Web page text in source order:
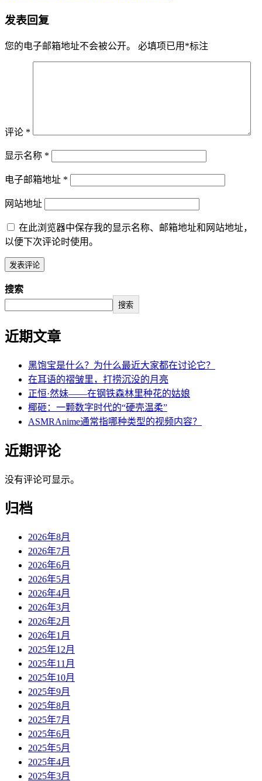
发表回复
您的电子邮箱地址不会被公开。 必填项已用 *标注
评论 *
显示名称 *
电子邮箱地址 *
网站地址
在此浏览器中保存我的显示名称、邮箱地址和网站地址，
以便下次评论时使用。
搜索
搜索
近期文章
黑饱宝是什么？为什么最近大家都在讨论它？
在耳语的褶皱里，打捞沉没的月亮
正恒·然妹——在钢铁森林里种花的姑娘
椰砸：一颗数字时代的“硬壳温柔”
ASMRAnime通常指哪种类型的视频内容？
近期评论
没有评论可显示。
归档
2026年8月
2026年7月
2026年6月
2026年5月
2026年4月
2026年3月
2026年2月
2026年1月
2025年12月
2025年11月
2025年10月
2025年9月
2025年8月
2025年7月
2025年6月
2025年5月
2025年4月
2025年3月